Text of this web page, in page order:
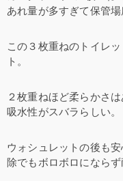
あれ量が多すぎて保管場
この３枚重ねのトイレ
ト。
２枚重ねほど柔らかさ
吸水性がスバラらしい。
ウォシュレットの後も
除でもボロボロにならず